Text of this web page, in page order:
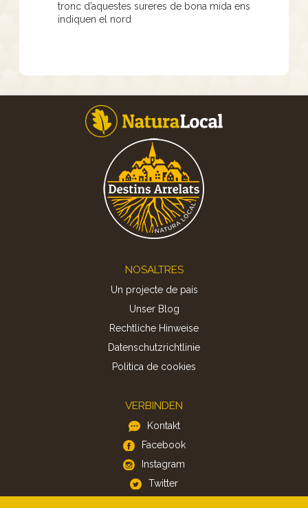
tronc d’aquestes sureres de bona mida ens
indiquen el nord
NOSALTRES
Un projecte de país
Unser Blog
Rechtliche Hinweise
Datenschutzrichtlinie
Politica de cookies
VERBINDEN
Kontakt
Facebook
Instagram
Twitter